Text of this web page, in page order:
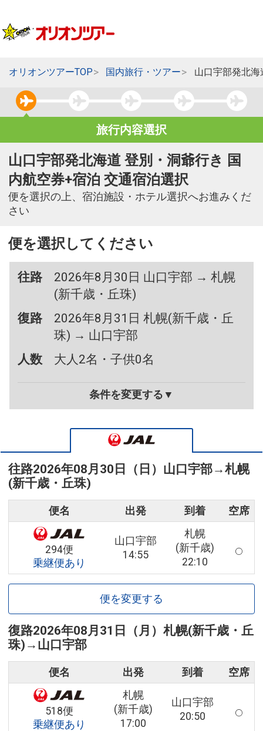
オリオンツアーTOP 国内旅行・ツアー 山口宇部発北
旅行内容選択
山口宇部発北海道 登別・洞爺行き 国
内航空券+宿泊 交通宿泊選択
便を選択の上、宿泊施設・ホテル選択へお進みくだ
さい
便を選択してください
往路
2026年8月30日 山口宇部 → 札幌
(新千歳・丘珠)
復路
2026年8月31日 札幌(新千歳・丘
珠) → 山口宇部
人数
大人2名・子供0名
条件を変更する▼
往路2026年08月30日（日） 山口宇部→札幌
(新千歳・丘珠)
便名 出発 到着 空席
294便
乗継便あり
山口宇部
14:55
札幌
(新千歳)
22:10
便を変更する
復路2026年08月31日（月） 札幌(新千歳・丘
珠) → 山口宇部
便名 出発 到着 空席
518便
乗継便あり
札幌
(新千歳)
17:00
山口宇部
20:50